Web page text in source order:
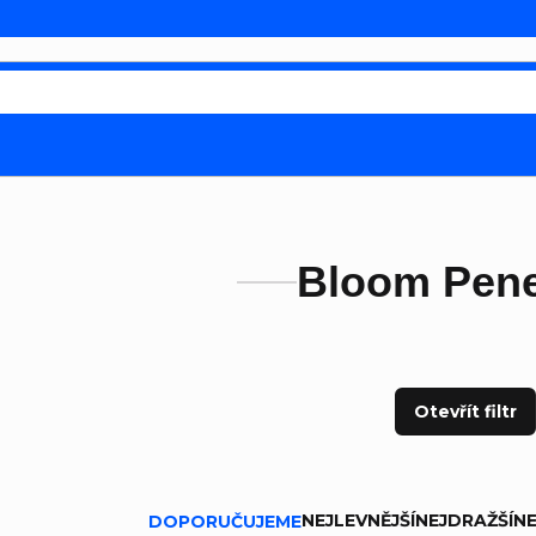
Bloom
Otevřít filtr
produktů
DOPORUČUJEMENEJLEVNĚJŠÍNEJDRAŽŠÍ